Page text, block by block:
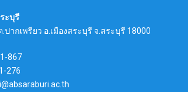
ะบุรี
ากเพรียว อ.เมืองสระบุรี จ.สระบุรี 18000
867
276